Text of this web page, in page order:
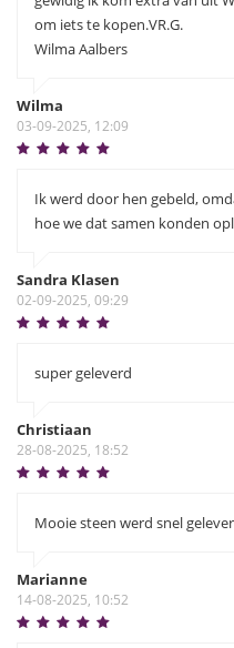
om iets te kopen.VR.G.
Wilma Aalbers
Wilma
03-09-2025, 12:09
Ik werd door hen gebeld,
hoe we dat samen konden
Sandra Klasen
02-09-2025, 09:29
super geleverd
Christiaan
28-08-2025, 18:52
Mooie steen werd snel
Marianne
14-08-2025, 10:52